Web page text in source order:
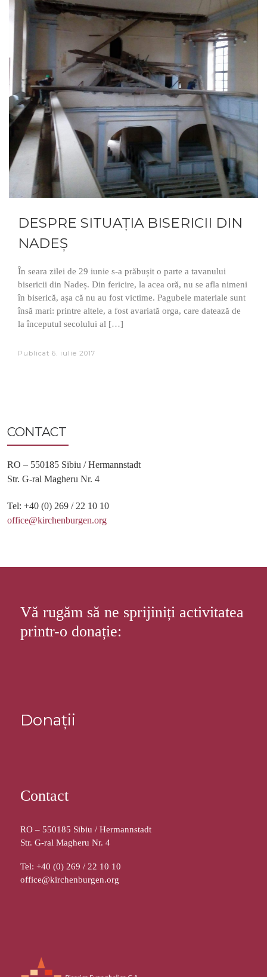
DESPRE SITUAȚIA BISERICII DIN
NADEȘ
În seara zilei de 29 iunie s-a prăbușit o parte a tavanului
bisericii din Nadeș. Din fericire, la acea oră, nu se afla nimeni
în biserică, așa că nu au fost victime. Pagubele materiale sunt
însă mari: printre altele, a fost avariată orga, care datează de
la începutul secolului al […]
Publicat 6. iulie 2017
CONTACT
RO – 550185 Sibiu / Hermannstadt
Str. G-ral Magheru Nr. 4
Tel: +40 (0) 269 / 22 10 10
office@kirchenburgen.org
Vă rugăm să ne sprijiniți activitatea
printr-o donație:
Donații
Contact
RO – 550185 Sibiu / Hermannstadt
Str. G-ral Magheru Nr. 4
Tel: +40 (0) 269 / 22 10 10
office@kirchenburgen.org